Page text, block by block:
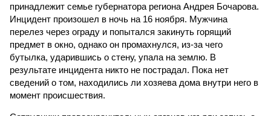
принадлежит семье губернатора региона Андрея Бочарова.
Инцидент произошел в ночь на 16 ноября. Мужчина
перелез через ограду и попытался закинуть горящий
предмет в окно, однако он промахнулся, из-за чего
бутылка, ударившись о стену, упала на землю. В
результате инцидента никто не пострадал. Пока нет
сведений о том, находились ли хозяева дома внутри него в
момент происшествия.